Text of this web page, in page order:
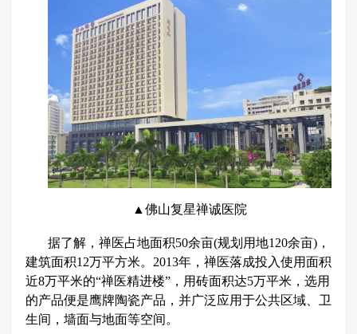
▲佛山复星禅诚医院
据了解，禅医占地面积50余亩(规划用地120余亩)，
建筑面积12万平方米。2013年，禅医落成投入使用面积
近8万平米的“禅医精进楼”，用砖面积达5万平米，选用
的产品便是鹰牌陶瓷产品，并广泛应用于公共区域、卫
生间，墙面与地面等空间。